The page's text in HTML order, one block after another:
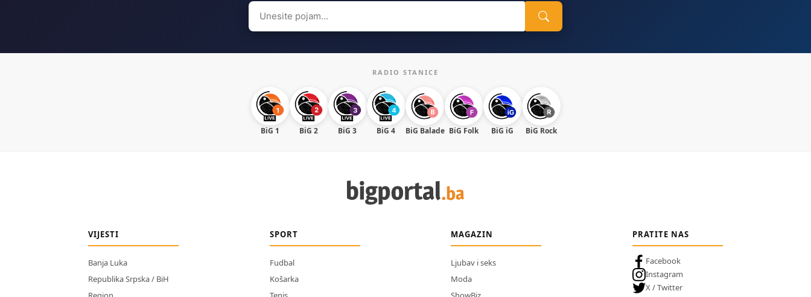
Search
for:
RADIO STANICE
BiG 1 BiG 2 BiG 3 BiG 4 BiG Balade BiG Folk BiG iG BiG Rock
VIJESTI
Banja Luka
Republika Srpska / BiH
SPORT
Fudbal
Košarka
MAGAZIN
Ljubav i seks
Moda
PRATITE NAS
Facebook
Instagram
X / Twitter